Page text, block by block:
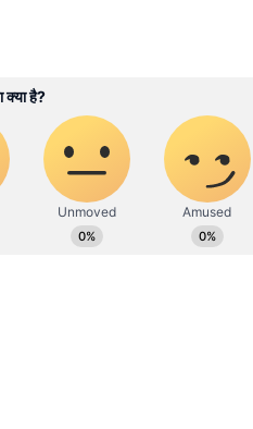
Delhi Mein Aaj ka Mausam
AUTHOR
मीडिया जगत में 15 साल से
संभाल रही हैं। इन्होंने जुलाई
से की। पहले 6 सालों में, प्रभात खबर,
अंतरराष्ट्रीय, ह्यूमन एंगल और फीचर
इन्हें प्रभात खबर.कॉम में एजुकेशन-जॉब/